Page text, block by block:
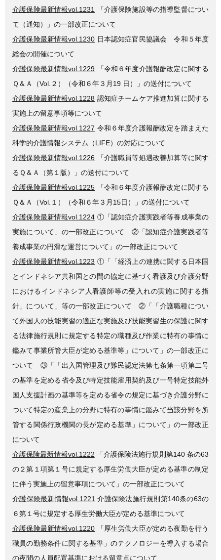
介護保険最新情報vol.1231
「介護保険施設等の指導監督につい
て（通知）」の一部改正について
介護保険最新情報vol.1230 日本認知症官民協議会 令和５年度
総会の開催について
介護保険最新情報vol.1229 「令和６年度介護報酬改定に関する
Ｑ＆Ａ（Vol.２）（令和６年３月19 日）」の送付について
介護保険最新情報vol.1228 認知症チームケア推進加算に関する
実施上の留意事項等について
介護保険最新情報vol.1227 令和６年度介護報酬改定を踏まえた
科学的介護情報システム（LIFE）の対応について
介護保険最新情報vol.1226 「介護職員等処遇改善加算等に関す
るＱ＆Ａ（第１版）」の送付について
介護保険最新情報vol.1225 「令和６年度介護報酬改定に関する
Ｑ＆Ａ（Vol.１）（令和６年３月15日）」の送付について
介護保険最新情報vol.1224 ①「認知症介護実践者等養成事業の
実施について」の一部改正について ②「認知症介護実践者等
養成事業の円滑な運営について」の一部改正について
介護保険最新情報vol.1223 ①「「経済上の連携に関する日本国
とインドネシア共和国との間の協定に基づく看護及び介護分野
におけるインドネシア人看護師等の受入れの実施に関する指
針」について」等の一部改正について ②「「介護職種につい
て外国人の技能実習の適正な実施及び技能実習生の保護に関す
る法律施行規則に規定する特定の職種及び作業に特有の事情に
鑑みて事業所管大臣が定める基準等」について」の一部改正に
ついて ③「「出入国管理及び難民認定法第七条第一項第二号
の基準を定める省令及び特定技能雇用契約及び一号特定技能外
国人支援計画の基準等を定める省令の規定に基づき介護分野に
ついて特定の産業上の分野に特有の事情に鑑みて当該分野を所
管する関係行政機関の長が定める基準」について」の一部改正
について
介護保険最新情報vol.1222 「介護保険法施行規則第140 条の63
の２第１項第１号に規定する厚生労働大臣が定める基準の制定
に伴う実施上の留意事項について」の一部改正について
介護保険最新情報vol.1221 介護保険法施行規則第140条の63の
６第１号に規定する厚生労働大臣が定める基準について
介護保険最新情報vol.1220 「厚生労働大臣が定める夜勤を行う
職員の勤務条件に関する基準」のテクノロジーを導入する場合
の夜間の人員配置基準における留意点について